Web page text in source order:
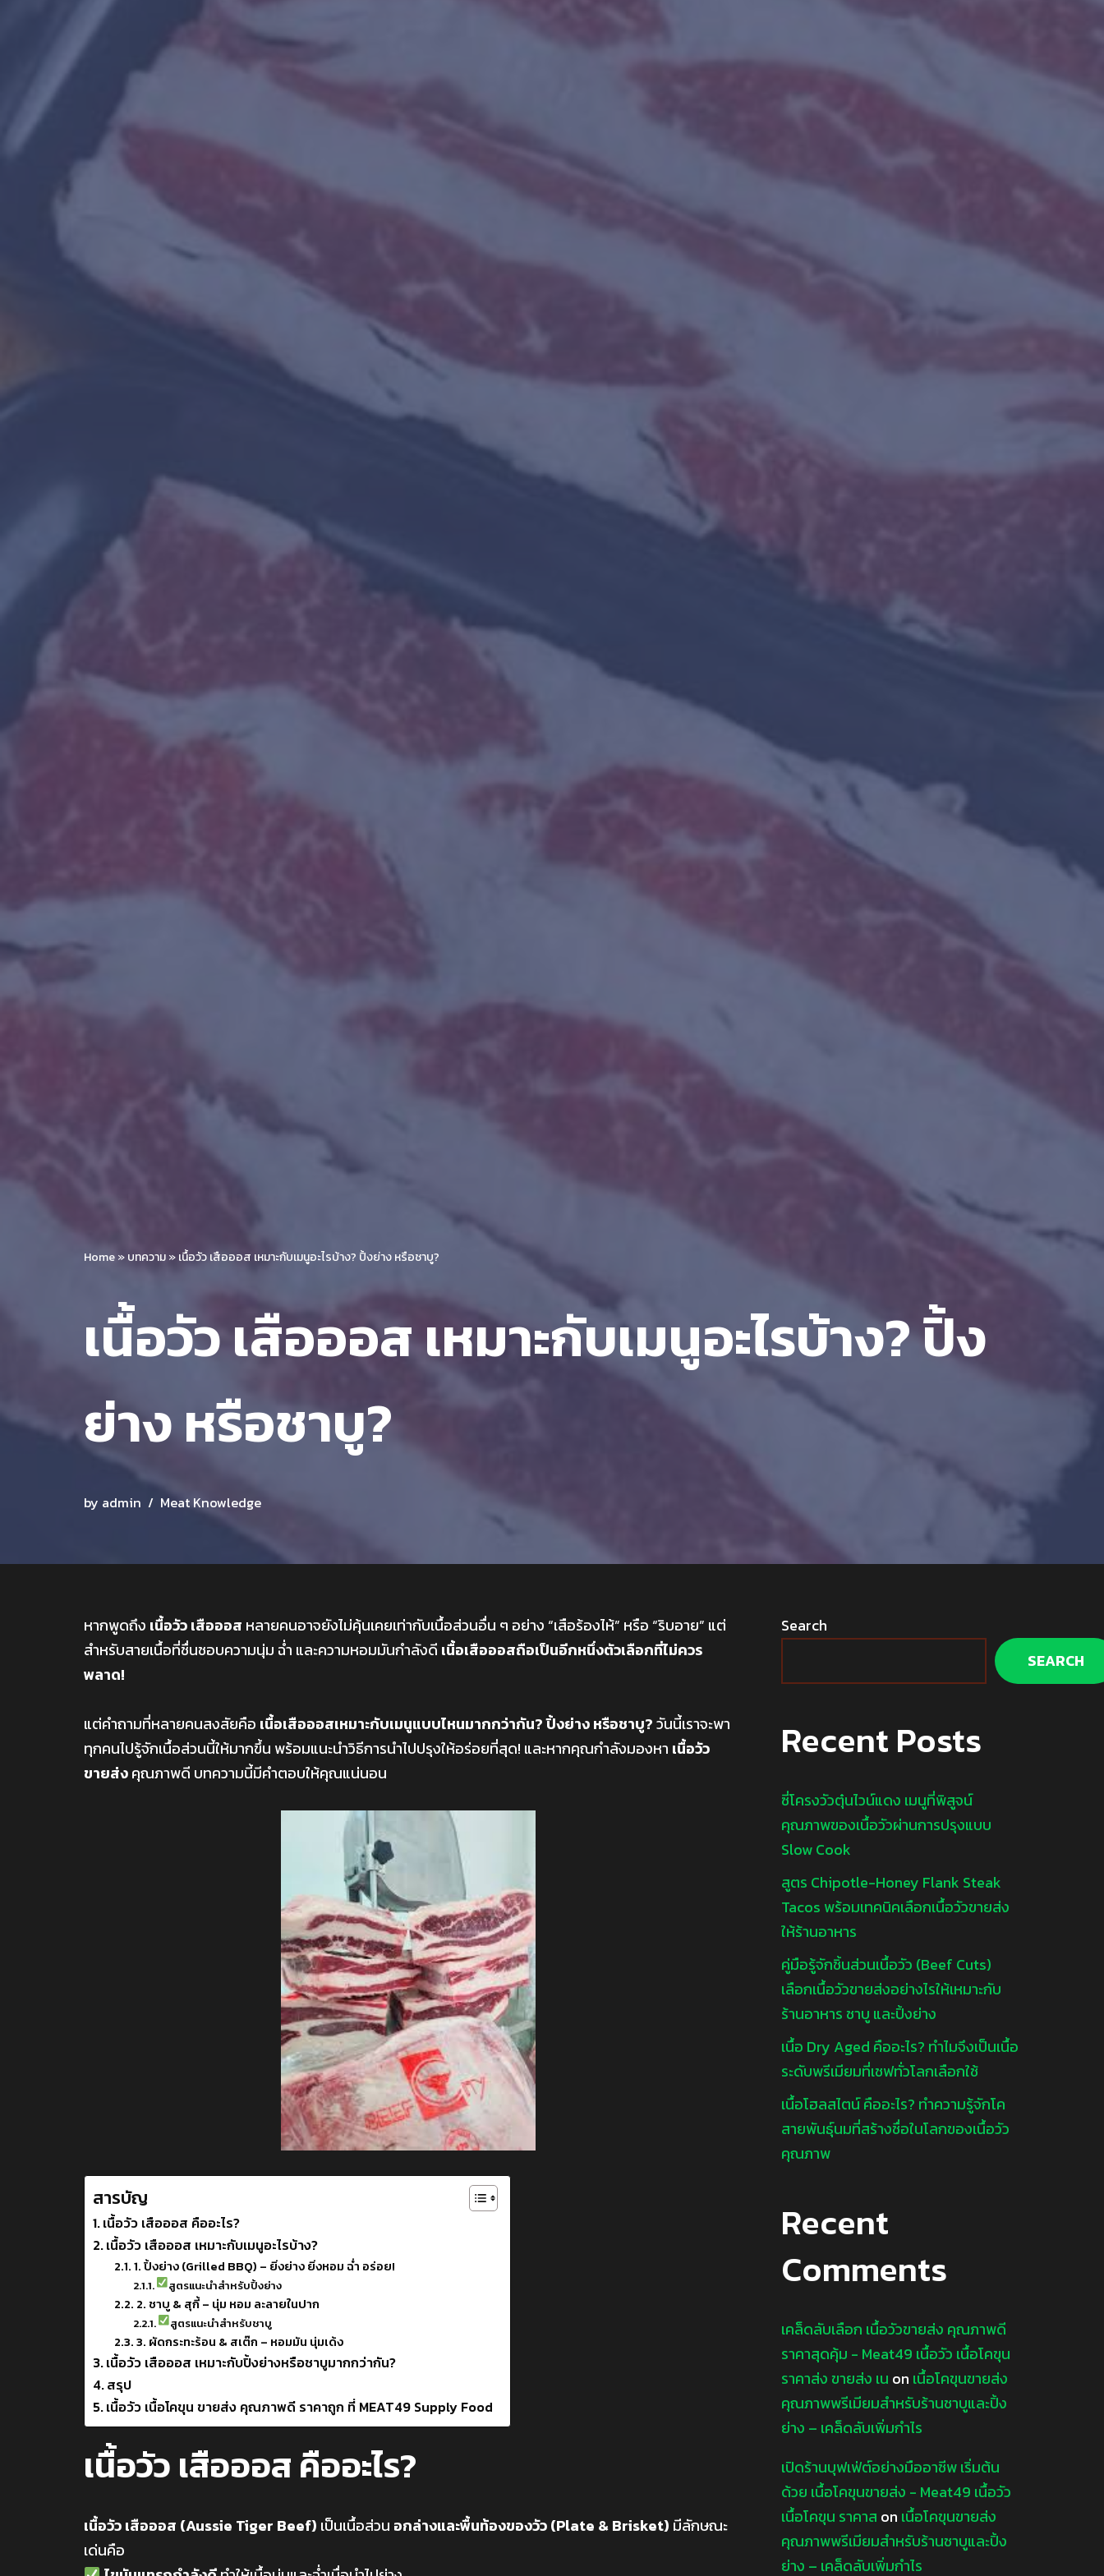
Home»บทความ»เนื้อวัว เสือออส เหมาะกับเมนูอะไรบ้าง? ปิ้งย่าง หรือชาบู?
เนื้อวัว เสือออส เหมาะกับเมนูอะไรบ้าง? ปิ้ง
ย่าง หรือชาบู?
by admin Meat Knowledge
หากพูดถึง เนื้อวัว เสือออส หลายคนอาจยังไม่คุ้นเคยเท่ากับเนื้อส่วนอื่น ๆ อย่าง “เสือร้องไห้” หรือ “ริบอาย” แต่
สำหรับสายเนื้อที่ชื่นชอบความนุ่ม ฉ่ำ และความหอมมันกำลังดี เนื้อเสือออสถือเป็นอีกหนึ่งตัวเลือกที่ไม่ควร
พลาด!
แต่คำถามที่หลายคนสงสัยคือ เนื้อเสือออสเหมาะกับเมนูแบบไหนมากกว่ากัน? ปิ้งย่าง หรือชาบู?วันนี้เราจะพา
ทุกคนไปรู้จักเนื้อส่วนนี้ให้มากขึ้น พร้อมแนะนำวิธีการนำไปปรุงให้อร่อยที่สุด! และหากคุณกำลังมองหา เนื้อวัว
ขายส่งคุณภาพดี บทความนี้มีคำตอบให้คุณแน่นอน
สารบัญ
เนื้อวัว เสือออส คืออะไร?
เนื้อวัว เสือออส เหมาะกับเมนูอะไรบ้าง?
1. ปิ้งย่าง (Grilled BBQ) – ยิ่งย่าง ยิ่งหอม ฉ่ำ อร่อย!
สูตรแนะนำสำหรับปิ้งย่าง
2. ชาบู & สุกี้ – นุ่ม หอม ละลายในปาก
สูตรแนะนำสำหรับชาบู
3. ผัดกระทะร้อน & สเต๊ก – หอมมัน นุ่มเด้ง
เนื้อวัว เสือออส เหมาะกับปิ้งย่างหรือชาบูมากกว่ากัน?
สรุป
เนื้อวัว เนื้อโคขุน ขายส่ง คุณภาพดี ราคาถูก ที่ MEAT49 Supply Food
เนื้อวัว เสือออส คืออะไร?
เนื้อวัว เสือออส (Aussie Tiger Beef) เป็นเนื้อส่วน อกล่างและพื้นท้องของวัว (Plate & Brisket) มีลักษณะ
เด่นคือ
Search
SEARCH
Recent Posts
ซี่โครงวัวตุ๋นไวน์แดง เมนูที่พิสูจน์
คุณภาพของเนื้อวัวผ่านการปรุงแบบ
Slow Cook
สูตร Chipotle-Honey Flank Steak
Tacos พร้อมเทคนิคเลือกเนื้อวัวขายส่ง
ให้ร้านอาหาร
คู่มือรู้จักชิ้นส่วนเนื้อวัว (Beef Cuts)
เลือกเนื้อวัวขายส่งอย่างไรให้เหมาะกับ
ร้านอาหาร ชาบู และปิ้งย่าง
เนื้อ Dry Aged คืออะไร? ทำไมจึงเป็นเนื้อ
ระดับพรีเมียมที่เชฟทั่วโลกเลือกใช้
เนื้อโฮลสไตน์ คืออะไร? ทำความรู้จักโค
สายพันธุ์นมที่สร้างชื่อในโลกของเนื้อวัว
คุณภาพ
Recent
Comments
เคล็ดลับเลือก เนื้อวัวขายส่ง คุณภาพดี
ราคาสุดคุ้ม - Meat49 เนื้อวัว เนื้อโคขุน
ราคาส่ง ขายส่ง เน on เนื้อโคขุนขายส่ง
คุณภาพพรีเมียมสำหรับร้านชาบูและปิ้ง
ย่าง – เคล็ดลับเพิ่มกำไร
เปิดร้านบุฟเฟ่ต์อย่างมืออาชีพ เริ่มต้น
ด้วย เนื้อโคขุนขายส่ง - Meat49 เนื้อวัว
เนื้อโคขุน ราคาส on เนื้อโคขุนขายส่ง
คุณภาพพรีเมียมสำหรับร้านชาบูและปิ้ง
ย่าง – เคล็ดลับเพิ่มกำไร